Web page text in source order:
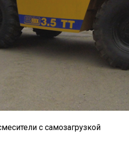
с самозагрузкой